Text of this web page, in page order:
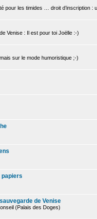
pour les timides … droit d’inscription :
Venise : Il est pour toi Joëlle :-)
sur le mode humoristique ;-)
papiers
de Venise
(Palais des Doges)